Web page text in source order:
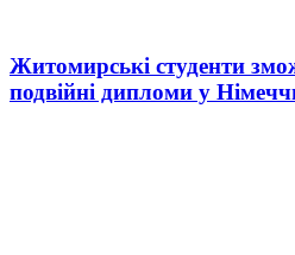
Житомирські студенти
подвійні дипломи у